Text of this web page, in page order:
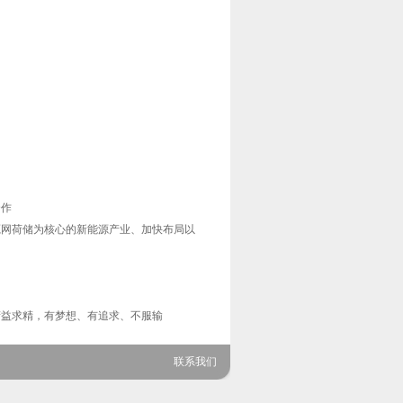
储为核心的新能源产业、加快布局以
精，有梦想、有追求、不服输
联系我们